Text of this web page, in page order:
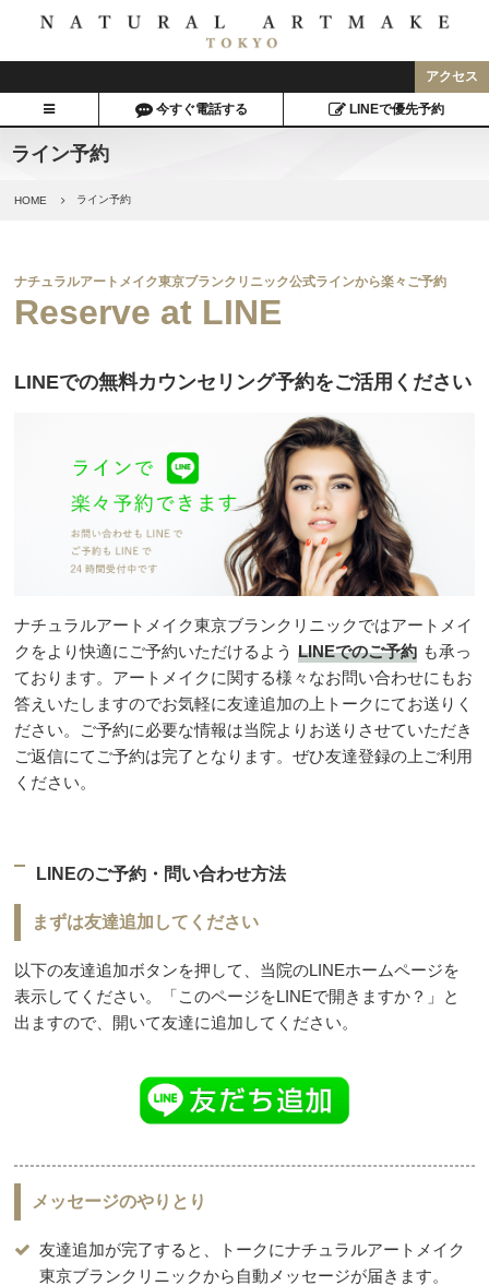
アクセス
今すぐ電話する LINEで優先予約
ライン予約
HOME ライン予約
ナチュラルアートメイク東京ブランクリニック公式ラインから楽々ご予約
Reserve at LINE
LINEでの無料カウンセリング予約をご活用ください
ナチュラルアートメイク東京ブランクリニックではアートメイ
クをより快適にご予約いただけるよう LINEでのご予約 も承っ
ております。アートメイクに関する様々なお問い合わせにもお
答えいたしますのでお気軽に友達追加の上トークにてお送りく
ださい。ご予約に必要な情報は当院よりお送りさせていただき
ご返信にてご予約は完了となります。ぜひ友達登録の上ご利用
ください。
LINEのご予約・問い合わせ方法
まずは友達追加してください
以下の友達追加ボタンを押して、当院のLINEホームページを
表示してください。「このページをLINEで開きますか？」と
出ますので、開いて友達に追加してください。
メッセージのやりとり
友達追加が完了すると、トークにナチュラルアートメイク
東京ブランクリニックから自動メッセージが届きます。